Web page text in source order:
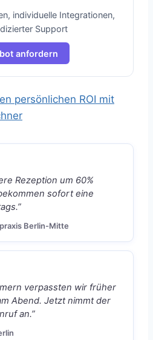
individuelle Integrationen,
Support
anfordern
persönlichen ROI mit
Rezeption um 60%
sofort eine
Berlin-Mitte
verpassten wir früher
Abend. Jetzt nimmt der
an.”